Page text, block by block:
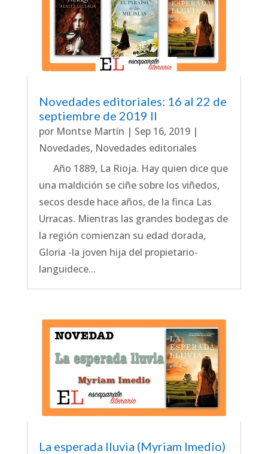
Novedades editoriales: 16 al 22 de
septiembre de 2019 II
por Montse Martín | Sep 16, 2019|
Novedades, Novedades editoriales
Año 1889, La Rioja. Hay quien dice que
una maldición se ciñe sobre los viñedos,
secos desde hace años, de la finca Las
Urracas. Mientras las grandes bodegas de
la región comienzan su edad dorada,
Gloria -la joven hija del propietario-
languidece...
La esperada lluvia (Myriam Imedio)